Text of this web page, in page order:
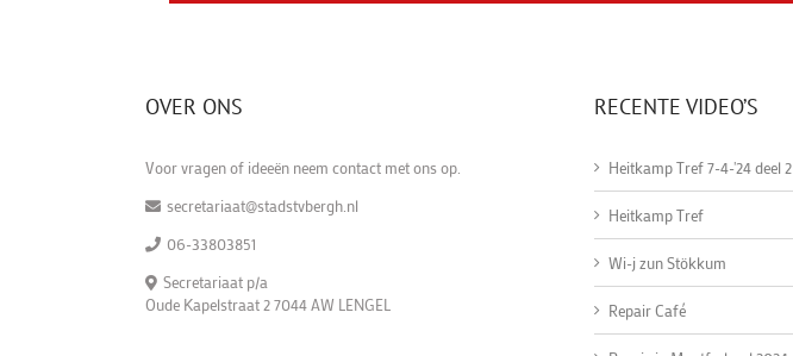
OVER ONS
Voor vragen of ideeën neem contact met ons op.
secretariaat@stadstvbergh.nl
06-33803851
Secretariaat p/a
Oude Kapelstraat 2 7044 AW LENGEL
RECENTE VIDEO’S
Heitkamp Tref 7-4-'24 deel 2
Heitkamp Tref
Wi-j zun Stökkum
Repair Café